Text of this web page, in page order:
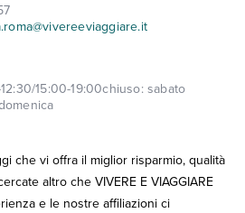
15:00-19:00chiuso:sabato
che vi offra il miglior risparmio, qualità
altro che VIVERE E VIAGGIARE
e le nostre affiliazioni ci